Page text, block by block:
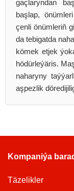
gaçlaryndan
başlap,
çenli önümleriň
da tebigatda
kömek etjek
hödürleýäris.
naharyny
aşpezlik
Kompaniýa
Täzelikler